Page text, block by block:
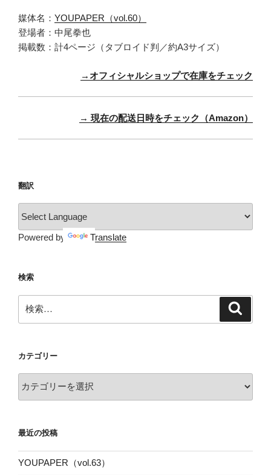
媒体名： YOUPAPER（vol.60）
登場者：中尾拳也
掲載数：計4ページ（タブロイド判／約A3サイズ）
→オフィシャルショップで在庫をチェック
→ 現在の配送日時をチェック（Amazon）
翻訳
Powered by Translate
検索
索:
カテゴリー
テ
ー
最近の投稿
YOUPAPER（vol.63）